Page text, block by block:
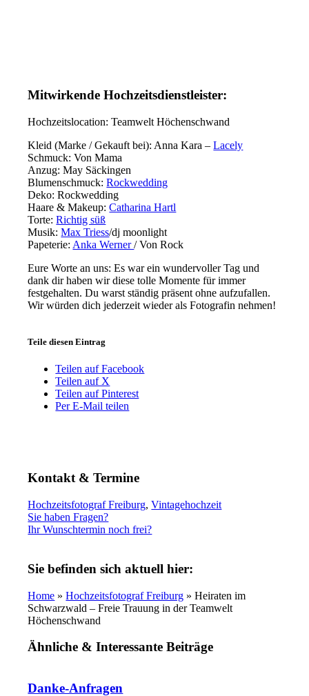
Mitwirkende Hochzeitsdienstleister:
Hochzeitslocation: Teamwelt Höchenschwand
Kleid (Marke / Gekauft bei): Anna Kara –Lacely
Schmuck: Von Mama
Anzug: May Säckingen
Blumenschmuck:Rockwedding
Deko: Rockwedding
Haare & Makeup:Catharina Hartl
Torte:Richtig süß
Musik:Max Triess/dj moonlight
Papeterie: Anka Werner/ Von Rock
Eure Worte an uns: Es war ein wundervoller Tag und
dank dir haben wir diese tolle Momente für immer
festgehalten. Du warst ständig präsent ohne aufzufallen.
Wir würden dich jederzeit wieder als Fotografin nehmen!
Teile diesen Eintrag
Teilen auf Facebook
Teilen auf X
Teilen auf Pinterest
Per E-Mail teilen
Kontakt & Termine
Hochzeitsfotograf Freiburg,Vintagehochzeit
Sie haben Fragen?
Ihr Wunschtermin noch frei?
Sie befinden sich aktuell hier:
Home »Hochzeitsfotograf Freiburg » Heiraten im
Schwarzwald – Freie Trauung in der Teamwelt
Höchenschwand
Ähnliche & Interessante Beiträge
Danke-Anfragen